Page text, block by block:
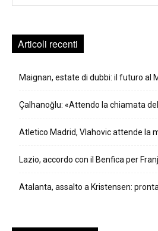
Articoli recenti
Maignan, estate di dubbi: il futuro al
Çalhanoğlu: «Attendo la chiamata
Atletico Madrid, Vlahovic attende la
Lazio, accordo con il Benfica per
Atalanta, assalto a Kristensen: